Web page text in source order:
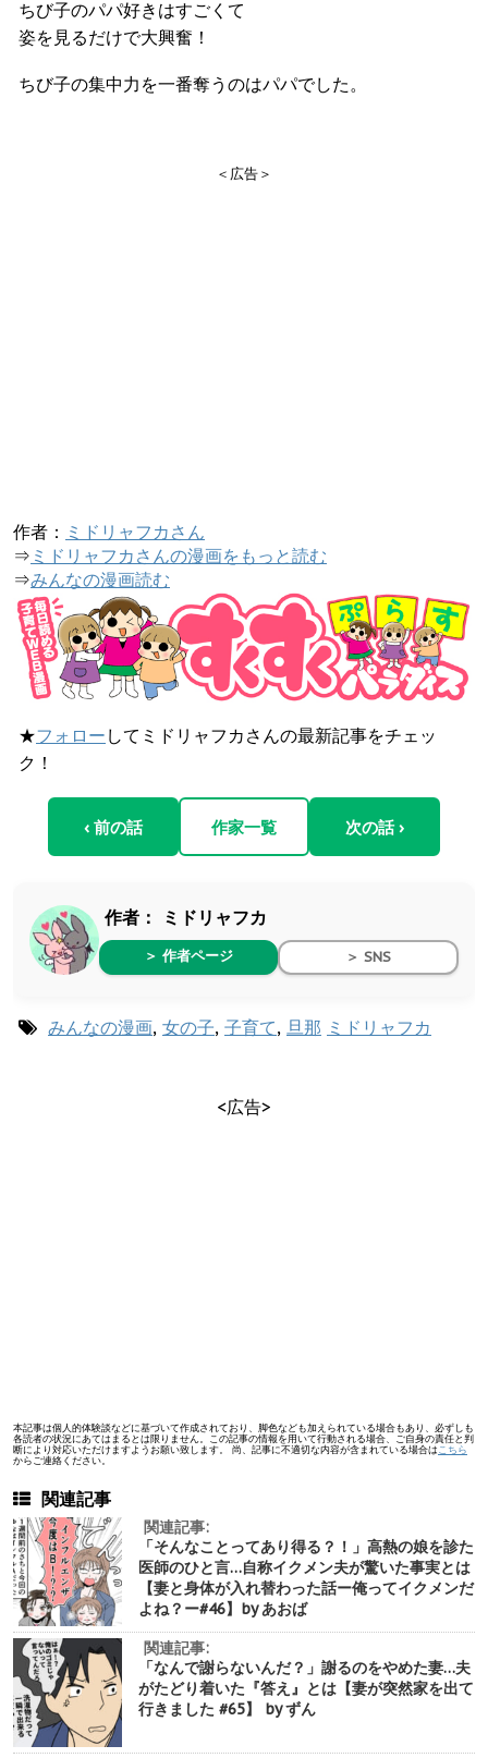
ちび子のパパ好きはすごくて
姿を見るだけで大興奮！
ちび子の集中力を一番奪うのはパパでした。
＜広告＞
作者： ミドリャフカさん
⇒ ミドリャフカさんの漫画をもっと読む
⇒みんなの漫画読む
★フォロー してミドリャフカさんの最新記事をチェッ
ク！
‹ 前の話 作家一覧 次の話 ›
作者： ミドリャフカ
＞ 作者ページ ＞ SNS
みんなの漫画, 女の子, 子育て, 旦那 ミドリャフカ
<広告>
本記事は個人的体験談などに基づいて作成されており、脚色なども加えられている場合もあり、必ずしも
各読者の状況にあてはまるとは限りません。この記事の情報を用いて行動される場合、ご自身の責任と判
断により対応いただけますようお願い致します。 尚、記事に不適切な内容が含まれている場合はこちら
からご連絡ください。
関連記事
関連記事:
「そんなことってあり得る？！」高熱の娘を診た
医師のひと言…自称イクメン夫が驚いた事実とは
【妻と身体が入れ替わった話ー俺ってイクメンだ
よね？ー#46】by あおば
関連記事:
「なんで謝らないんだ？」謝るのをやめた妻…夫
がたどり着いた『答え』とは【妻が突然家を出て
行きました #65】 by ずん